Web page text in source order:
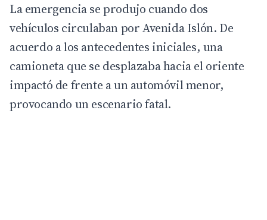
Laemergenciase produjo cuando dos
vehículos circulaban por Avenida Islón. De
acuerdo a los antecedentes iniciales, una
camioneta que se desplazaba hacia el oriente
impactó de frente a un automóvil menor,
provocando un escenario fatal.